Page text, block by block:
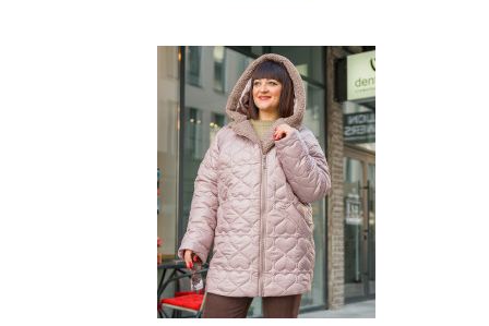
Наклейки Варіант з %